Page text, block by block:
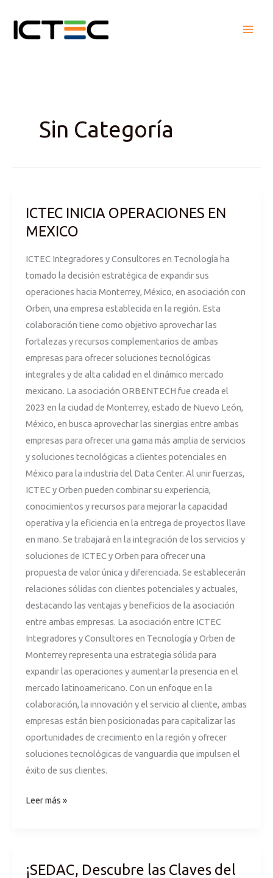
contenido
Sin Categoría
ICTEC INICIA OPERACIONES EN
MEXICO
ICTEC Integradores y Consultores en Tecnología ha
tomado la decisión estratégica de expandir sus
operaciones hacia Monterrey, México, en asociación con
Orben, una empresa establecida en la región. Esta
colaboración tiene como objetivo aprovechar las
fortalezas y recursos complementarios de ambas
empresas para ofrecer soluciones tecnológicas
integrales y de alta calidad en el dinámico mercado
mexicano. La asociación ORBENTECH fue creada el
2023 en la ciudad de Monterrey, estado de Nuevo León,
México, en busca aprovechar las sinergias entre ambas
empresas para ofrecer una gama más amplia de servicios
y soluciones tecnológicas a clientes potenciales en
México para la industria del Data Center. Al unir fuerzas,
ICTEC y Orben pueden combinar su experiencia,
conocimientos y recursos para mejorar la capacidad
operativa y la eficiencia en la entrega de proyectos llave
en mano. Se trabajará en la integración de los servicios y
soluciones de ICTEC y Orben para ofrecer una
propuesta de valor única y diferenciada. Se establecerán
relaciones sólidas con clientes potenciales y actuales,
destacando las ventajas y beneficios de la asociación
entre ambas empresas. La asociación entre ICTEC
Integradores y Consultores en Tecnología y Orben de
Monterrey representa una estrategia sólida para
expandir las operaciones y aumentar la presencia en el
mercado latinoamericano. Con un enfoque en la
colaboración, la innovación y el servicio al cliente, ambas
empresas están bien posicionadas para capitalizar las
oportunidades de crecimiento en la región y ofrecer
soluciones tecnológicas de vanguardia que impulsen el
éxito de sus clientes.
ICTEC
INICIA
EN
MEXICO
Leer más »
¡SEDAC, Descubre las Claves del
¡SEDAC,